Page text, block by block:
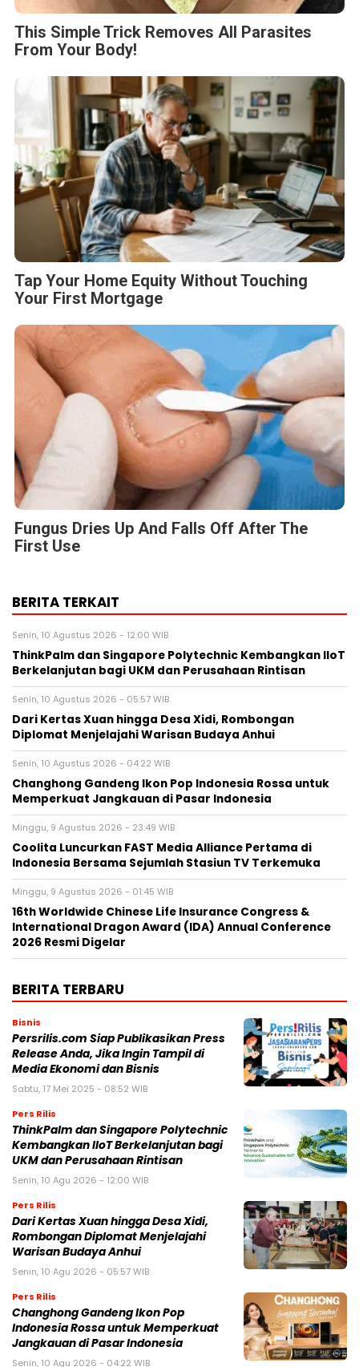
This Simple Trick Removes All Parasites
From Your Body!
Tap Your Home Equity Without Touching
Your First Mortgage
Fungus Dries Up And Falls Off After The
First Use
BERITA TERKAIT
Senin, 10 Agustus 2026 - 12:00 WIB
ThinkPalm dan Singapore Polytechnic Kembangkan IIoT
Berkelanjutan bagi UKM dan Perusahaan Rintisan
Senin, 10 Agustus 2026 - 05:57 WIB
Dari Kertas Xuan hingga Desa Xidi, Rombongan
Diplomat Menjelajahi Warisan Budaya Anhui
Senin, 10 Agustus 2026 - 04:22 WIB
Changhong Gandeng Ikon Pop Indonesia Rossa untuk
Memperkuat Jangkauan di Pasar Indonesia
Minggu, 9 Agustus 2026 - 23:49 WIB
Coolita Luncurkan FAST Media Alliance Pertama di
Indonesia Bersama Sejumlah Stasiun TV Terkemuka
Minggu, 9 Agustus 2026 - 01:45 WIB
16th Worldwide Chinese Life Insurance Congress &
International Dragon Award (IDA) Annual Conference
2026 Resmi Digelar
BERITA TERBARU
Bisnis
Persrilis.com Siap Publikasikan Press
Release Anda, Jika Ingin Tampil di
Media Ekonomi dan Bisnis
Sabtu, 17 Mei 2025 - 08:52 WIB
Pers Rilis
ThinkPalm dan Singapore Polytechnic
Kembangkan IIoT Berkelanjutan bagi
UKM dan Perusahaan Rintisan
Senin, 10 Agu 2026 - 12:00 WIB
Pers Rilis
Dari Kertas Xuan hingga Desa Xidi,
Rombongan Diplomat Menjelajahi
Warisan Budaya Anhui
Senin, 10 Agu 2026 - 05:57 WIB
Pers Rilis
Changhong Gandeng Ikon Pop
Indonesia Rossa untuk Memperkuat
Jangkauan di Pasar Indonesia
Senin, 10 Agu 2026 - 04:22 WIB